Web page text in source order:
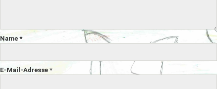
Name *
E-Mail-Adresse *